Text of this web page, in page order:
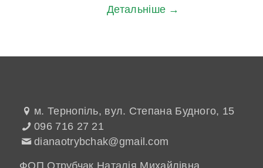
Детальніше →
м. Тернопіль, вул. Степана Будного, 15
096 716 27 21
dianaotrybchak@gmail.com
ФОП Отрубчак Наталія Михайлівна